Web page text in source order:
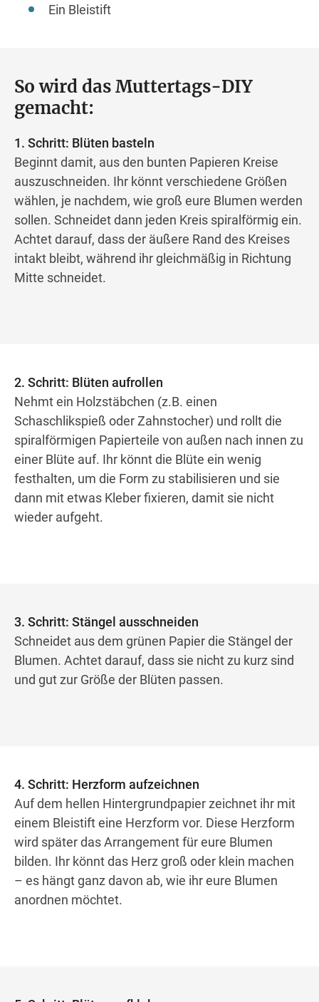
Ein Bleistift
So wird das Muttertags-DIY
gemacht:
1. Schritt: Blüten basteln
Beginnt damit, aus den bunten Papieren Kreise
auszuschneiden. Ihr könnt verschiedene Größen
wählen, je nachdem, wie groß eure Blumen werden
sollen. Schneidet dann jeden Kreis spiralförmig ein.
Achtet darauf, dass der äußere Rand des Kreises
intakt bleibt, während ihr gleichmäßig in Richtung
Mitte schneidet.
2. Schritt: Blüten aufrollen
Nehmt ein Holzstäbchen (z.B. einen
Schaschlikspieß oder Zahnstocher) und rollt die
spiralförmigen Papierteile von außen nach innen zu
einer Blüte auf. Ihr könnt die Blüte ein wenig
festhalten, um die Form zu stabilisieren und sie
dann mit etwas Kleber fixieren, damit sie nicht
wieder aufgeht.
3. Schritt: Stängel ausschneiden
Schneidet aus dem grünen Papier die Stängel der
Blumen. Achtet darauf, dass sie nicht zu kurz sind
und gut zur Größe der Blüten passen.
4. Schritt: Herzform aufzeichnen
Auf dem hellen Hintergrundpapier zeichnet ihr mit
einem Bleistift eine Herzform vor. Diese Herzform
wird später das Arrangement für eure Blumen
bilden. Ihr könnt das Herz groß oder klein machen
– es hängt ganz davon ab, wie ihr eure Blumen
anordnen möchtet.